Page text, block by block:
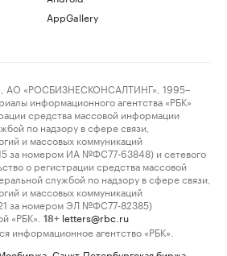
AppGallery
«РОСБИЗНЕСКОНСАЛТИНГ», 1995–
информационного агентства «РБК»
средства массовой информации
по надзору в сфере связи,
и массовых коммуникаций
за номером ИА №ФС77-63848) и сетевого
о регистрации средства массовой
службой по надзору в сфере связи,
и массовых коммуникаций
за номером ЭЛ №ФС77-82385)
«РБК».
18+ letters@rbc.ru
информационное агентство «РБК».